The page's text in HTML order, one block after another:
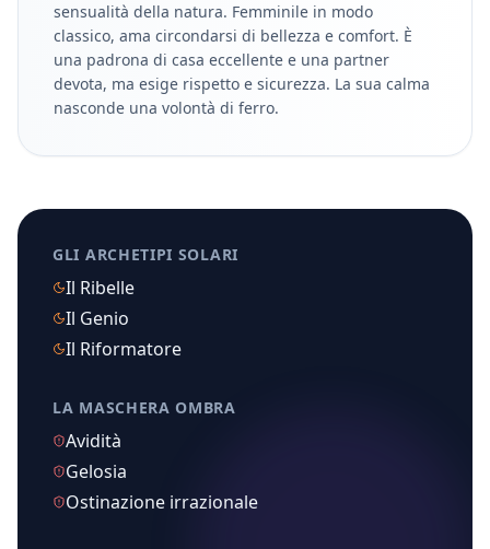
sensualità della natura. Femminile in modo
classico, ama circondarsi di bellezza e comfort. È
una padrona di casa eccellente e una partner
devota, ma esige rispetto e sicurezza. La sua calma
nasconde una volontà di ferro.
GLI ARCHETIPI SOLARI
Il Ribelle
Il Genio
Il Riformatore
LA MASCHERA OMBRA
Avidità
Gelosia
Ostinazione irrazionale